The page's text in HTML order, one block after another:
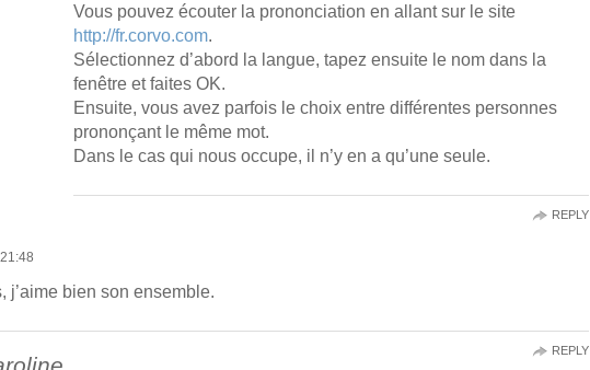
Vous pouvez écouter la prononciation en allant sur le site
http://fr.corvo.com.
Sélectionnez d’abord la langue, tapez ensuite le nom dans la
fenêtre et faites OK.
Ensuite, vous avez parfois le choix entre différentes personnes
prononçant le même mot.
Dans le cas qui nous occupe, il n’y en a qu’une seule.
j’aime bien son ensemble.
REPLY
REPLY